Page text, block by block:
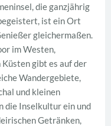
die ganzjährig
ist ein Ort
gleichermaßen.
im Westen,
gibt es auf der
Wandergebiete,
und kleinen
die Inselkultur ein und
Getränken,